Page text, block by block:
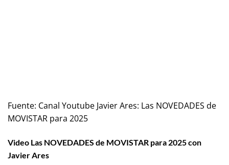
Fuente: Canal Youtube Javier Ares: Las NOVEDADES de
MOVISTAR para 2025
Video Las NOVEDADES de MOVISTAR para 2025 con
Javier Ares